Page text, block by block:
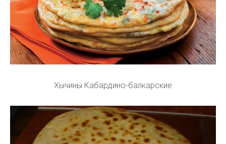
Хычины Кабардино-балкарские